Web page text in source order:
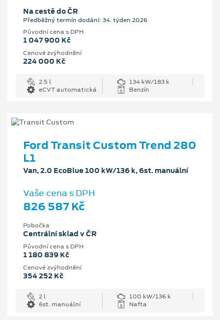
Na cestě do ČR
Předběžný termín dodání: 34. týden 2026
Původní cena s DPH
1 047 900 Kč
Cenové zvýhodnění
224 000 Kč
2.5 l
134 kW/183 k
eCVT automatická
Benzín
Ford Transit Custom Trend 280
L1
Van, 2.0 EcoBlue 100 kW/136 k, 6st. manuální
Vaše cena s DPH
826 587 Kč
Pobočka
Centrální sklad v ČR
Původní cena s DPH
1 180 839 Kč
Cenové zvýhodnění
354 252 Kč
2 l
100 kW/136 k
6st. manuální
Nafta